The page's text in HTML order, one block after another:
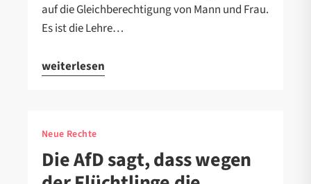
auf die Gleichberechtigung von Mann und Frau.
Es ist die Lehre…
weiterlesen
Neue Rechte
Die AfD sagt, dass wegen